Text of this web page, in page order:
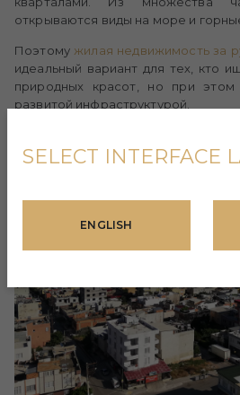
открываются виды на море и
Поэтому жилая недвижимость за
идеальный вариант для тех, кто
природных красот, но при
развитой инфраструктурой.
SELECT INTERFACE
ENGLISH